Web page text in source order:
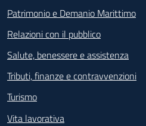
Patrimonio e Demanio Marittimo
Relazioni con il pubblico
Salute, benessere e assistenza
Tributi, finanze e contravvenzioni
Turismo
Vita lavorativa